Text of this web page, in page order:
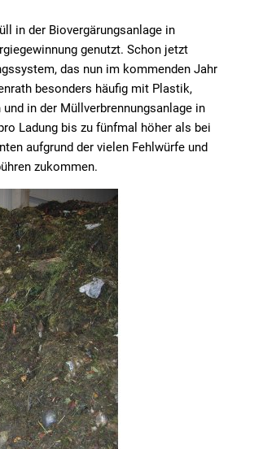
in der Biovergärungsanlage in
genutzt. Schon jetzt
das nun im kommenden Jahr
besonders häufig mit Plastik,
in der Müllverbrennungsanlage in
Ladung bis zu fünfmal höher als bei
aufgrund der vielen Fehlwürfe und
zukommen.